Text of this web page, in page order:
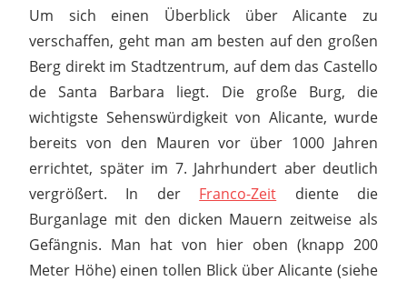
Um sich einen Überblick über Alicante zu
verschaffen, geht man am besten auf den großen
Berg direkt im Stadtzentrum, auf dem das Castello
de Santa Barbara liegt. Die große Burg, die
wichtigste Sehenswürdigkeit von Alicante, wurde
bereits von den Mauren vor über 1000 Jahren
errichtet, später im 7. Jahrhundert aber deutlich
vergrößert. In der Franco-Zeit diente die
Burganlage mit den dicken Mauern zeitweise als
Gefängnis. Man hat von hier oben (knapp 200
Meter Höhe) einen tollen Blick über Alicante (siehe